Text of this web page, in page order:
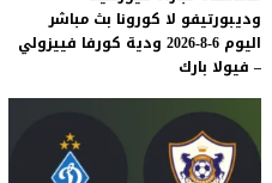
وديبورتيفو لا كورونا بث مباشر
اليوم 6-8-2026 ودية كورفا فييزولي
– فيولا بارك